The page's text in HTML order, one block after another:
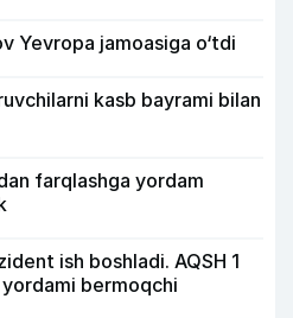
Yevropa jamoasiga o‘tdi
kasb bayrami bilan
farqlashga yordam
ish boshladi. AQSH 1
bermoqchi